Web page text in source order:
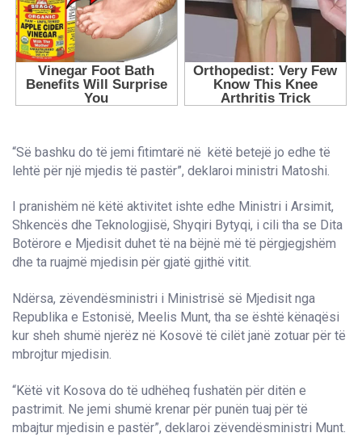
“Së bashku do të jemi fitimtarë në këtë betejë jo edhe të
lehtë për një mjedis të pastër”, deklaroi ministri Matoshi.
I pranishëm në këtë aktivitet ishte edhe Ministri i Arsimit,
Shkencës dhe Teknologjisë, Shyqiri Bytyqi, i cili tha se Dita
Botërore e Mjedisit duhet të na bëjnë më të përgjegjshëm
dhe ta ruajmë mjedisin për gjatë gjithë vitit.
Ndërsa, zëvendësministri i Ministrisë së Mjedisit nga
Republika e Estonisë, Meelis Munt, tha se është kënaqësi
kur sheh shumë njerëz në Kosovë të cilët janë zotuar për të
mbrojtur mjedisin.
“Këtë vit Kosova do të udhëheq fushatën për ditën e
pastrimit. Ne jemi shumë krenar për punën tuaj për të
mbajtur mjedisin e pastër”, deklaroi zëvendësministri Munt.